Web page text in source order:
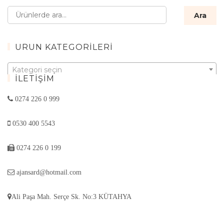
Ara: Ara
ÜRÜN KATEGORILERI
Kategori seçin
İLETIŞIM
0274 226 0 999
0530 400 5543
0274 226 0 199
ajansard@hotmail.com
Ali Paşa Mah. Serçe Sk. No:3 KÜTAHYA